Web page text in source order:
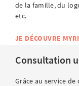
de la famille, du
etc.
JE DÉCOUVRE
Consultation
Grâce au service